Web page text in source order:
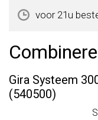
voor 21u
Gira Systeem
(540500)